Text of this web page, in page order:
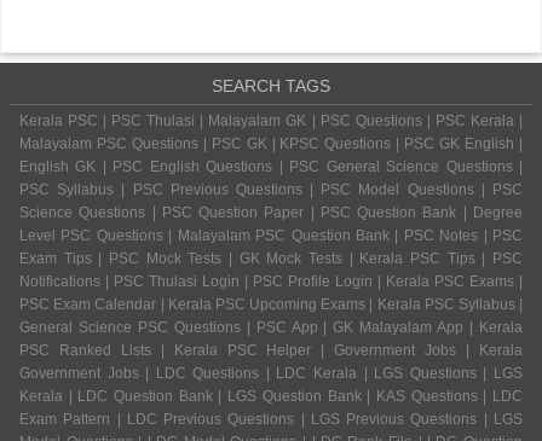
SEARCH TAGS
Kerala PSC | PSC Thulasi | Malayalam GK | PSC Questions | PSC Kerala |
Malayalam PSC Questions | PSC GK | KPSC Questions | PSC GK English |
English GK | PSC English Questions | PSC General Science Questions |
PSC Syllabus | PSC Previous Questions | PSC Model Questions | PSC
Science Questions | PSC Question Paper | PSC Question Bank | Degree
Level PSC Questions | Malayalam PSC Question Bank | PSC Notes | PSC
Exam Tips | PSC Mock Tests | GK Mock Tests | Kerala PSC Tips | PSC
Notifications | PSC Thulasi Login | PSC Profile Login | Kerala PSC Exams |
PSC Exam Calendar | Kerala PSC Upcoming Exams | Kerala PSC Syllabus |
General Science PSC Questions | PSC App | GK Malayalam App | Kerala
PSC Ranked Lists | Kerala PSC Helper | Government Jobs | Kerala
Government Jobs | LDC Questions | LDC Kerala | LGS Questions | LGS
Kerala | LDC Question Bank | LGS Question Bank | KAS Questions | LDC
Exam Pattern | LDC Previous Questions | LGS Previous Questions | LGS